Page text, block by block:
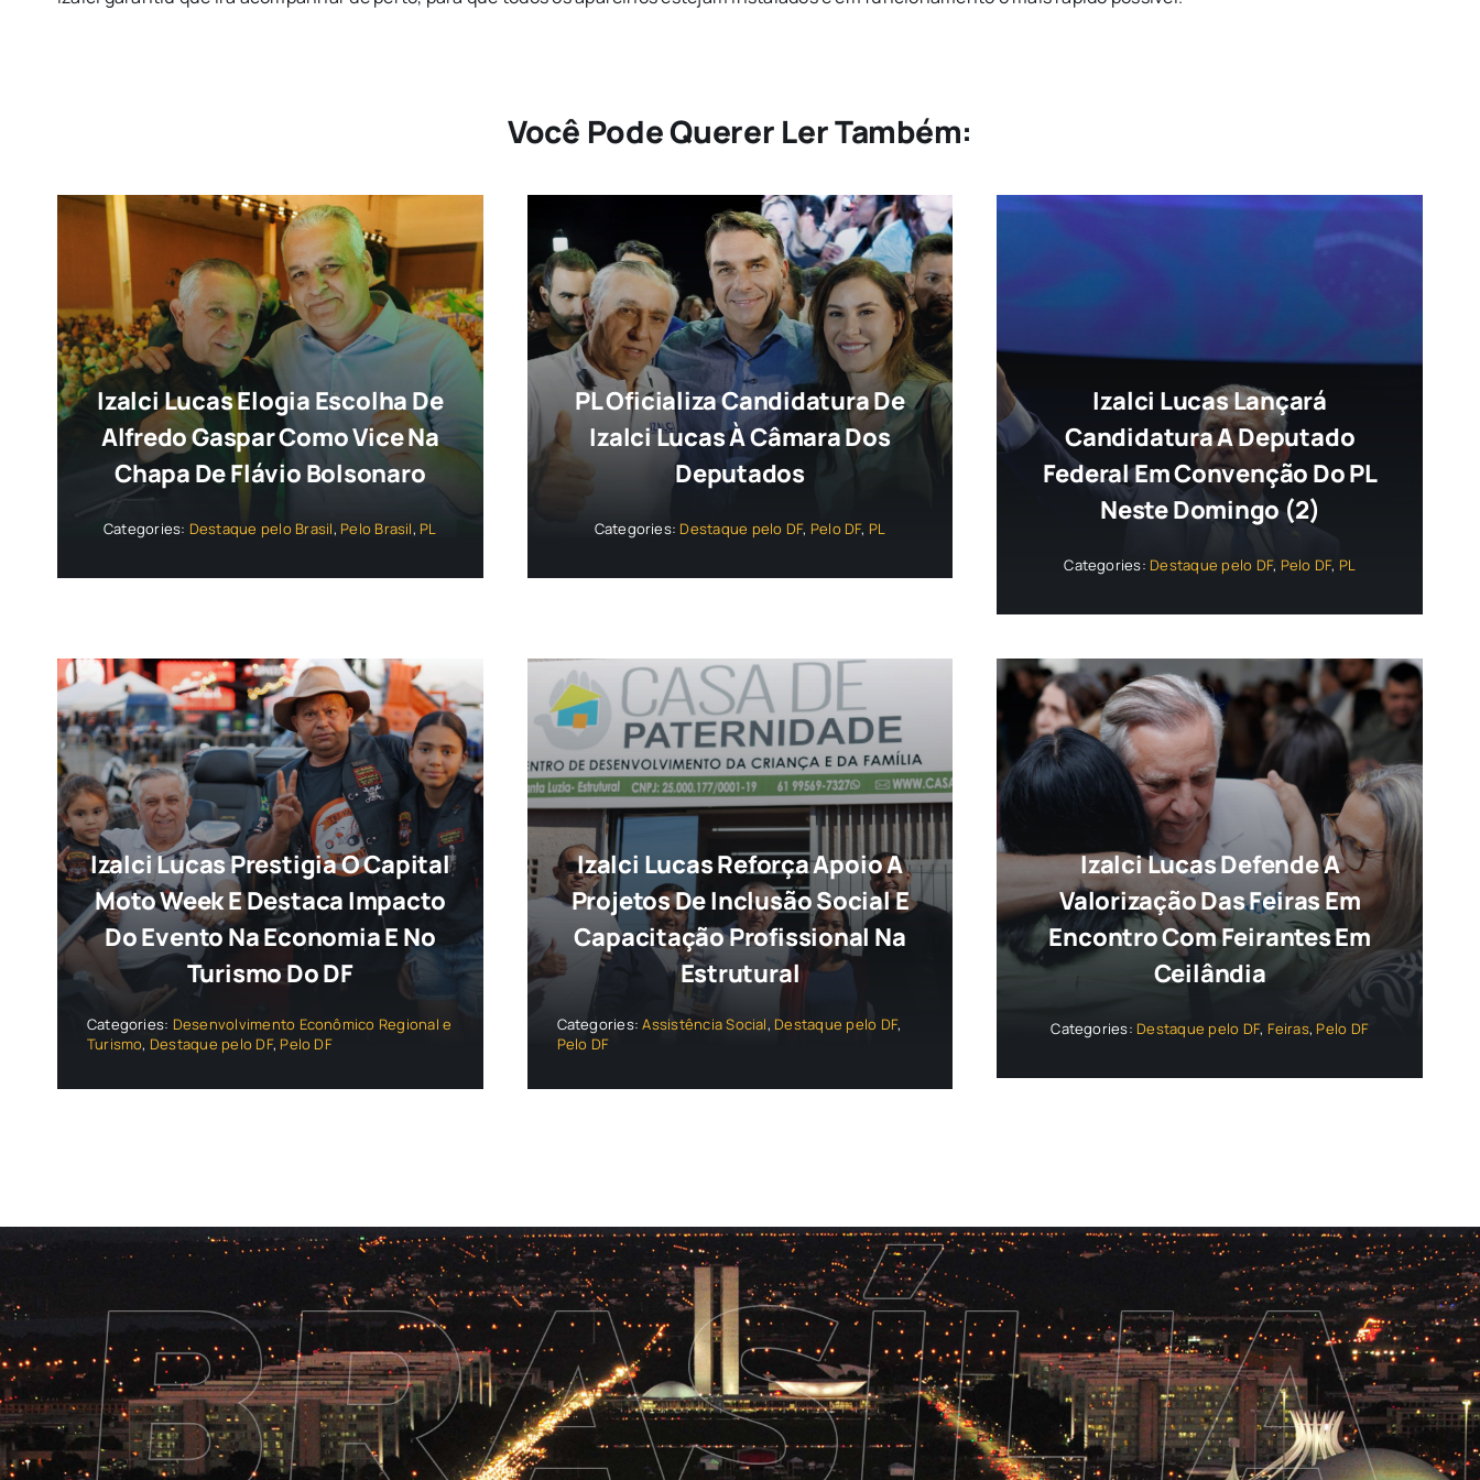
Você Pode Querer Ler Também:
Izalci Lucas Elogia Escolha De
Alfredo Gaspar Como Vice Na
Chapa De Flávio Bolsonaro
Categories: Destaque pelo Brasil, Pelo Brasil, PL
PL Oficializa Candidatura De
Izalci Lucas À Câmara Dos
Deputados
Categories: Destaque pelo DF, Pelo DF, PL
Izalci Lucas Lançará
Candidatura A Deputado
Federal Em Convenção Do PL
Neste Domingo (2)
Categories: Destaque pelo DF, Pelo DF, PL
Izalci Lucas Prestigia O Capital
Moto Week E Destaca Impacto
Do Evento Na Economia E No
Turismo Do DF
Categories: Desenvolvimento Econômico Regional e
Turismo, Destaque pelo DF, Pelo DF
Izalci Lucas Reforça Apoio A
Projetos De Inclusão Social E
Capacitação Profissional Na
Estrutural
Categories:Assistência Social, Destaque pelo DF,
Pelo DF
Izalci Lucas Defende A
Valorização Das Feiras Em
Encontro Com Feirantes Em
Ceilândia
Categories: Destaque pelo DF, Feiras, Pelo DF